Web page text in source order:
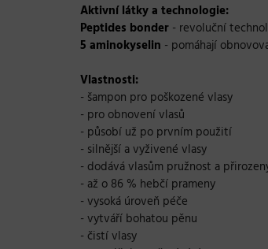
Aktivní látky a technologie:
Peptides bonder - revoluční
5 aminokyselin - pomáhají
Vlastnosti:
- šampon pro poškozené vlasy
- pro obnovení vlasů
- působí už po prvním použití
- silnější a vyživené vlasy
- dodává vlasům pružnost a
- až o 86 % hebčí prameny
- vysoká úroveň péče
- vytváří bohatou pěnu
- čistí vlasy